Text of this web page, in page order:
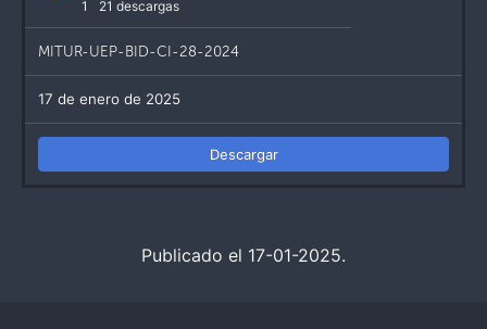
1 21 descargas
MITUR-UEP-BID-CI-28-2024
17 de enero de 2025
Descargar
Publicado el 17-01-2025.